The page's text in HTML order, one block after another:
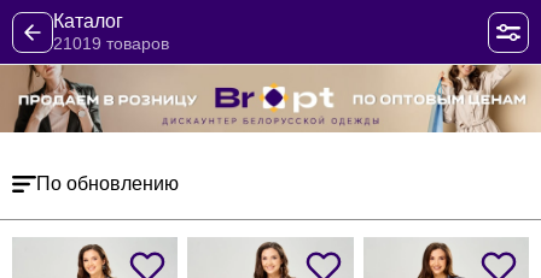
Каталог
21019 товаров
По обновлению